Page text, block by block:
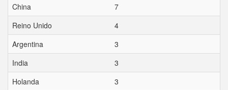
China
7
Reino Unido
4
Argentina
3
India
3
Holanda
3